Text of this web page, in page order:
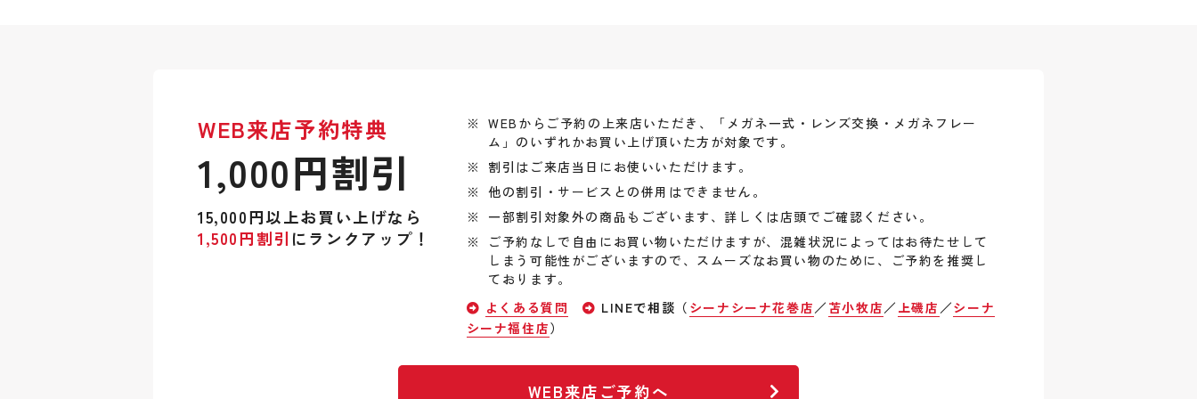
WEB来店予約特典
1,000円割引
15,000円以上お買い上げなら
1,500円割引 にランクアップ！
WEBからご予約の上来店いただき、「メガネ一式・レンズ交換・メガネフレー
ム」のいずれかお買い上げ頂いた方が対象です。
割引はご来店当日にお使いいただけます。
他の割引・サービスとの併用はできません。
一部割引対象外の商品もございます、詳しくは店頭でご確認ください。
ご予約なしで自由にお買い物いただけますが、混雑状況によってはお待たせして
しまう可能性がございますので、スムーズなお買い物のために、ご予約を推奨し
ております。
よくある質問
LINEで相談（ シーナシーナ花巻店／ 苫小牧店／ 上磯店 ／シーナ
シーナ福住店）
WEB来店ご予約へ